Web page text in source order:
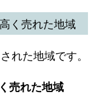
く売れた地域
れた地域です。
売れた地域